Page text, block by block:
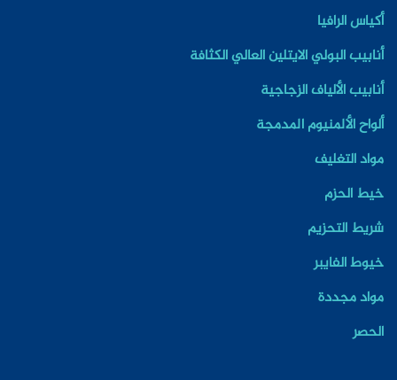
أكياس الرافيا
أنابيب البولي الايتلين العالي الكثافة
أنابيب الألياف الزجاجية
ألواح الألمنيوم المدمجة
مواد التغليف
خيط الحزم
شريط التحزيم
خيوط الفايبر
مواد مجددة
الحصر